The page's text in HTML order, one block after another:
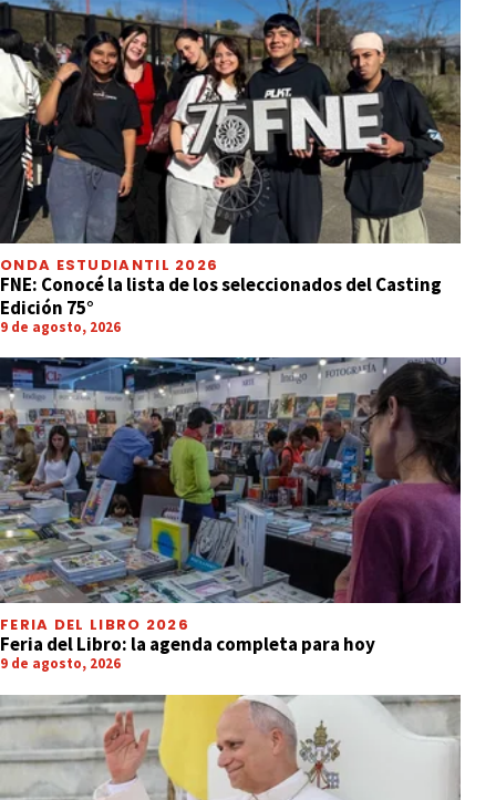
ONDA ESTUDIANTIL 2026
FNE: Conocé la lista de los seleccionados del Casting
Edición 75°
9 de agosto, 2026
FERIA DEL LIBRO 2026
Feria del Libro: la agenda completa para hoy
9 de agosto, 2026